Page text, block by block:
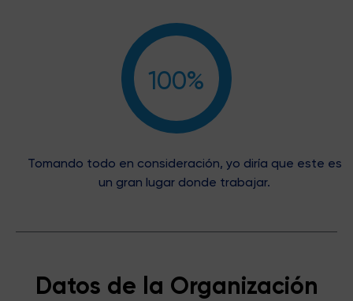
100%
Tomando todo en consideración, yo diría que este es
un gran lugar donde trabajar.
Datos de la Organización